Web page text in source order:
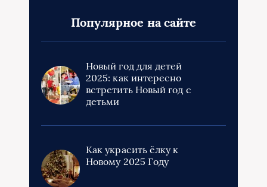
Популярное на сайте
Новый год для детей
2025: как интересно
встретить Новый год с
детьми
Как украсить ёлку к
Новому 2025 Году